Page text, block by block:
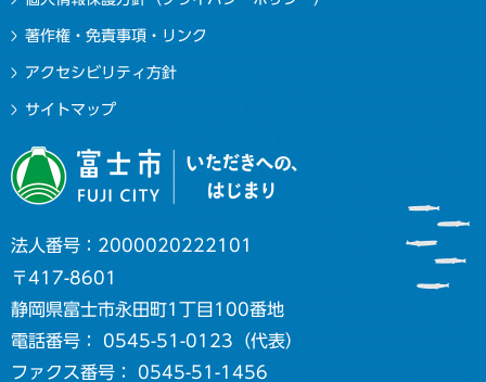
著作権・免責事項・リンク
アクセシビリティ方針
サイトマップ
法人番号：2000020222101
〒417-8601
静岡県富士市永田町1丁目100番地
電話番号： 0545-51-0123（代表）
ファクス番号： 0545-51-1456